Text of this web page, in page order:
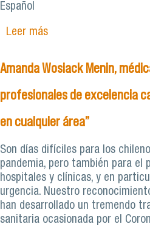
Español
Leer mássobre Proyecto Vime
prácticas Destacadas
Humanización del
de Salud”
Amanda Wosiack Menin,
profesionales de excelencia
en cualquier área”
Son días difíciles para los
pandemia, pero también para el
hospitales y clínicas, y en
urgencia. Nuestro
han desarrollado un tremendo
sanitaria ocasionada por el